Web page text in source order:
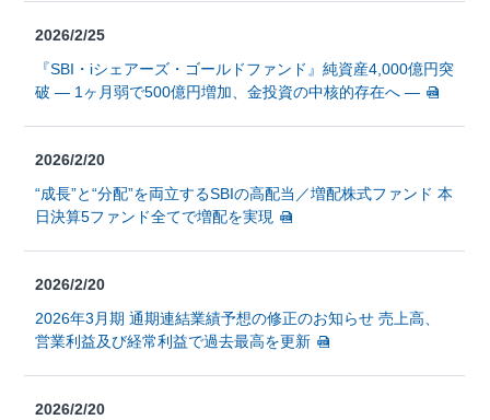
2026/2/25
『SBI・iシェアーズ・ゴールドファンド』純資産4,000億円突
破 ― 1ヶ月弱で500億円増加、金投資の中核的存在へ ―
2026/2/20
“成長”と“分配”を両立するSBIの高配当／増配株式ファンド 本
日決算5ファンド全てで増配を実現
2026/2/20
2026年3月期 通期連結業績予想の修正のお知らせ 売上高、
営業利益及び経常利益で過去最高を更新
2026/2/20